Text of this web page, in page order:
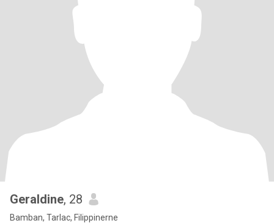
Geraldine, 28
Bamban, Tarlac, Filippinerne